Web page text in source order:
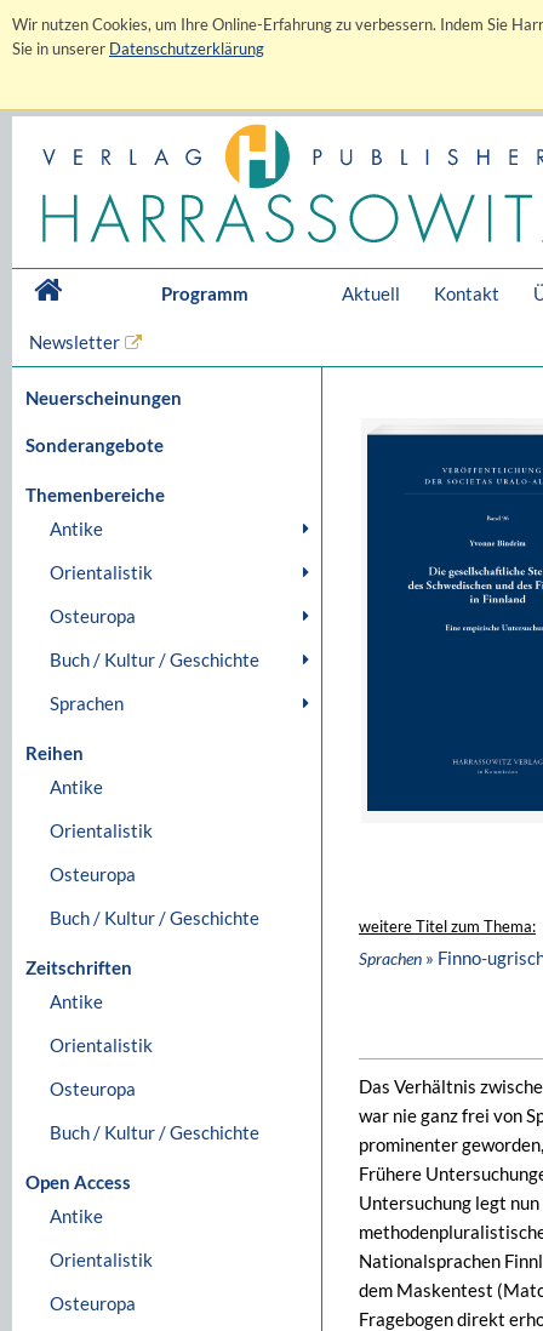
Wir nutzen Cookies, um Ihre Online-Erfahrung zu verbessern. Indem Sie
Sie in unserer Datenschutzerklärung
Programm Aktuell Kontakt
Newsletter
Neuerscheinungen
Sonderangebote
Themenbereiche
Antike
Orientalistik
Osteuropa
Buch / Kultur / Geschichte
Sprachen
Reihen
Antike
Orientalistik
Osteuropa
Buch / Kultur / Geschichte
Zeitschriften
Antike
Orientalistik
Osteuropa
Buch / Kultur / Geschichte
Open Access
Antike
Orientalistik
Osteuropa
weitere Titel zum Thema:
Sprachen » Finno-
Das Verhältnis
war nie ganz frei von
prominenter
Frühere
Untersuchung legt
Nationalsprachen
dem Maskentest
Fragebogen direkt